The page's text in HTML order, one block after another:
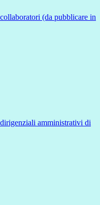
(da pubblicare in
amministrativi di